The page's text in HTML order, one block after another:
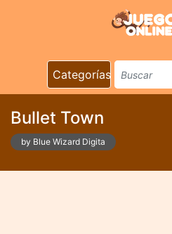
Categorías
Bullet Town
by Blue Wizard Digita